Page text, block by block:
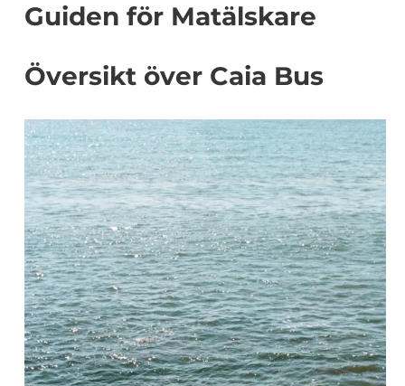
Guiden för Matälskare
Översikt över Caia Bus